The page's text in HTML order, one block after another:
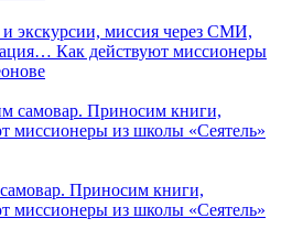
экскурсии, миссия через СМИ,
Как действуют миссионеры
Приносим книги,
миссионеры из школы «Сеятель»